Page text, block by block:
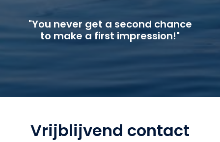
"You never get a second chance
to make a first impression!"
Vrijblijvend contact